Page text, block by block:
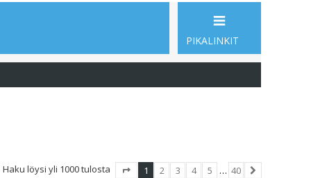
PIKALINKIT
Haku löysi yli 1000 tulosta
1 2 3 4 5 … 40